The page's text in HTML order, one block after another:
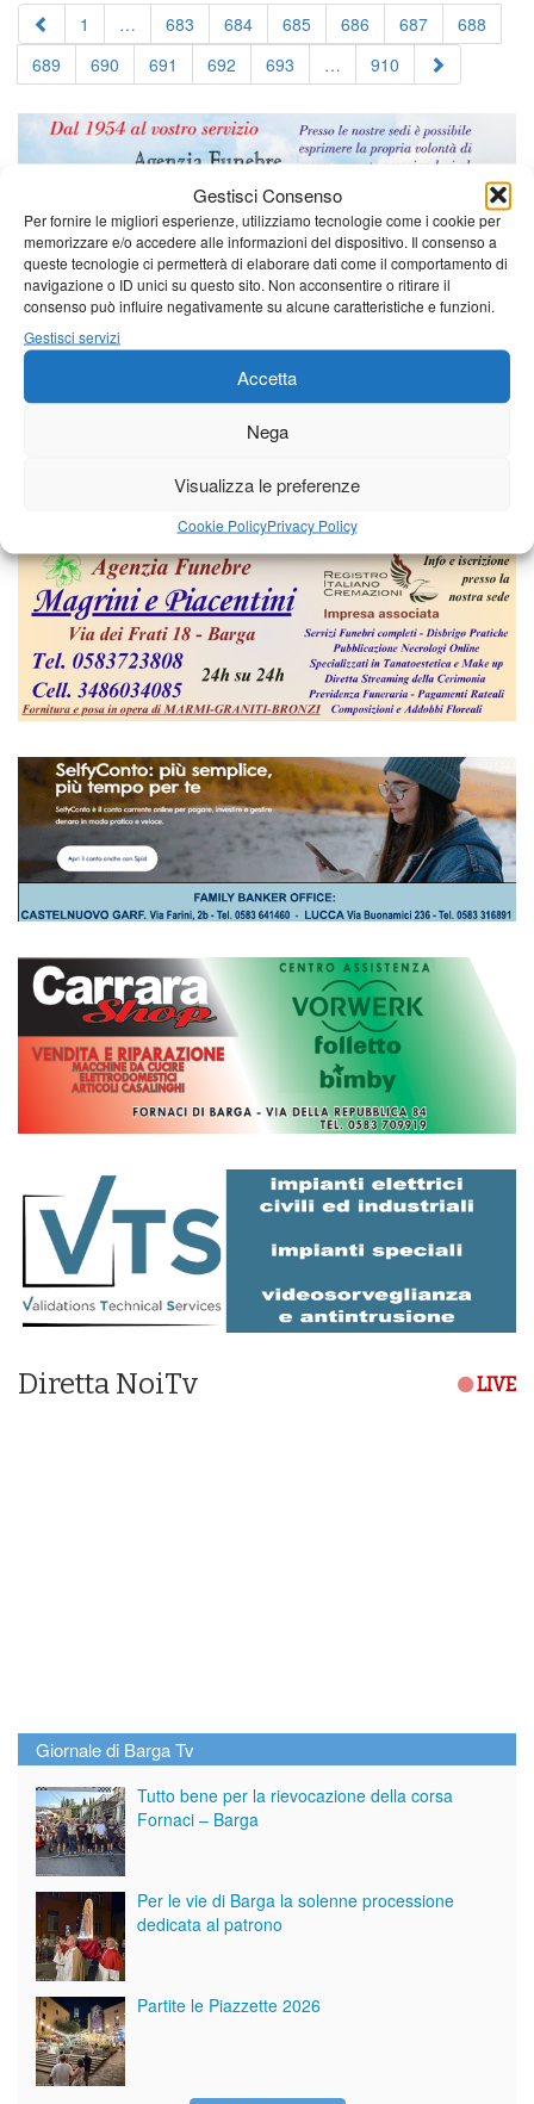
Gestisci Consenso
Per fornire le migliori esperienze, utilizziamo tecnologie come i cookie per
memorizzare e/o accedere alle informazioni del dispositivo. Il consenso a
queste tecnologie ci permetterà di elaborare dati come il comportamento di
navigazione o ID unici su questo sito. Non acconsentire o ritirare il
consenso può influire negativamente su alcune caratteristiche e funzioni.
Gestisci servizi
Accetta
Nega
Visualizza le preferenze
Cookie PolicyPrivacy Policy
1 … 683 684 685 686 687
688
689
690 691 692 693 … 910
Diretta NoiTv LIVE
Giornale di Barga Tv
Tutto bene per la rievocazione della corsa
Fornaci – Barga
Per le vie di Barga la solenne processione
dedicata al patrono
Partite le Piazzette 2026